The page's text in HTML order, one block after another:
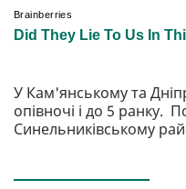
У Кам'янському та
опівночі і до 5 ранку.
Синельниківському